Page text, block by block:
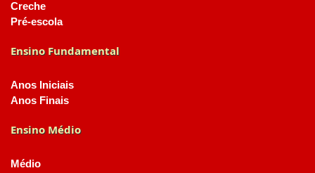
Creche
Pré-escola
Ensino Fundamental
Anos Iniciais
Anos Finais
Ensino Médio
Médio